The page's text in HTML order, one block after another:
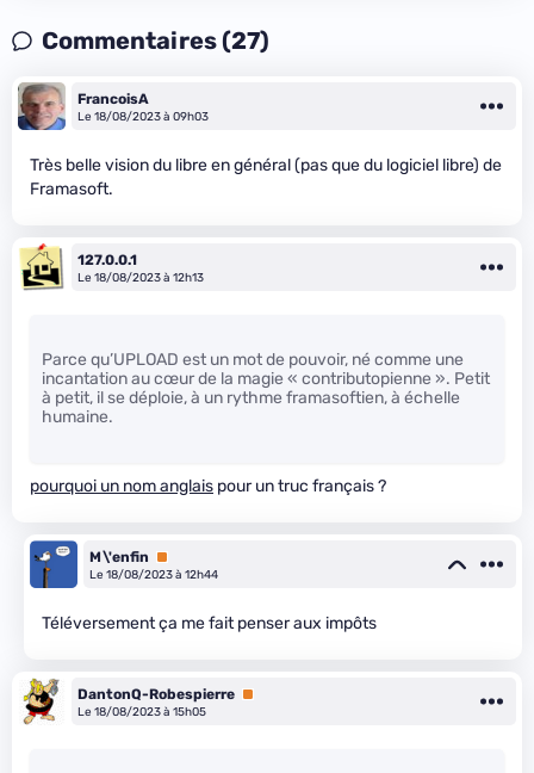
Commentaires (27)
FrancoisA
Le 18/08/2023 à 09h03
Très belle vision du libre en général (pas que du logiciel libre) de
Framasoft.
127.0.0.1
Le 18/08/2023 à 12h13
Parce qu’UPLOAD est un mot de pouvoir, né comme une
incantation au cœur de la magie « contributopienne ». Petit
à petit, il se déploie, à un rythme framasoftien, à échelle
humaine.
pourquoi un nom anglais pour un truc français ?
M\'enfin
Premium
Le 18/08/2023 à 12h44
Téléversement ça me fait penser aux impôts
DantonQ-Robespierre Premium
Le 18/08/2023 à 15h05